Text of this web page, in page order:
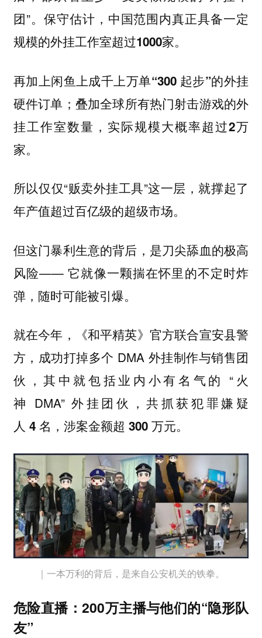
团”。保守估计， 中国范围内真正具备一定
规模的外挂工作室超过1000家。
再加上闲鱼上成千上万单“300 起步”的外挂
硬件订单；叠加全球所有热门射击游戏的外
挂工作室数量，实际规模大概率超过2万
家。
所以仅仅“贩卖外挂工具”这一层，就撑起了
年产值超过百亿级的超级市场。
但这门暴利生意的背后，是刀尖舔血的极高
风险—— 它就像一颗揣在怀里的不定时炸
弹，随时可能被引爆。
就在今年，《和平精英》官方联合宣安县警
方，成功打掉多个 DMA 外挂制作与销售团
伙，其中就包括业内小有名气的 “火
神 DMA” 外挂团伙，共 抓获犯罪嫌疑
人 4 名，涉案金额超 300 万元。
｜一本万利的背后，是来自公安机关的铁拳。
危险直播：200万主播与他们的“隐形队
友”